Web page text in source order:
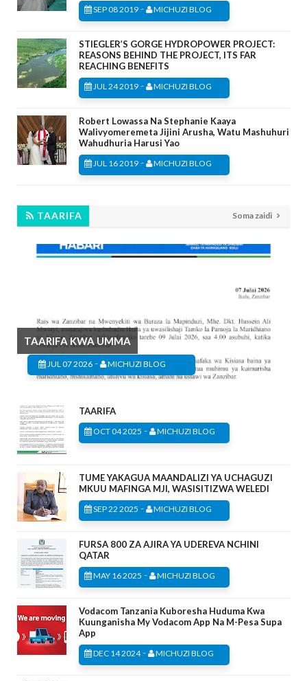
SEP 08 2019 - MICHUZI BLOG
STIEGLER’S GORGE HYDROPOWER PROJECT:
REASONS BEHIND THE PROJECT, ITS FAR
REACHING BENEFITS
JUL 24 2019 - MICHUZI BLOG
Robert Lowassa Na Stephanie Kaaya
Walivyomeremeta Jijini Arusha, Watu Mashuhuri
Wahudhuria Harusi Yao
JUL 16 2019 - MICHUZI BLOG
TAARIFA Soma zaidi
TAARIFA KWA UMMA
JUL 07 2026 - MICHUZI BLOG
TAARIFA
OCT 04 2025 - MICHUZI BLOG
TUME YAKAGUA MAANDALIZI YA UCHAGUZI
MKUU MAFINGA MJI, WASISITIZWA WELEDI
SEP 22 2025 - MICHUZI BLOG
FURSA 800 ZA AJIRA YA UDEREVA NCHINI
QATAR
MAY 16 2025 - MICHUZI BLOG
Vodacom Tanzania Kuboresha Huduma Kwa
Kuunganisha My Vodacom App Na M-Pesa Supa
App
DEC 14 2024- MICHUZI BLOG